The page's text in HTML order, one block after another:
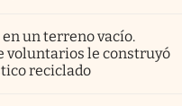
un terreno vacío.
voluntarios le construyó
reciclado